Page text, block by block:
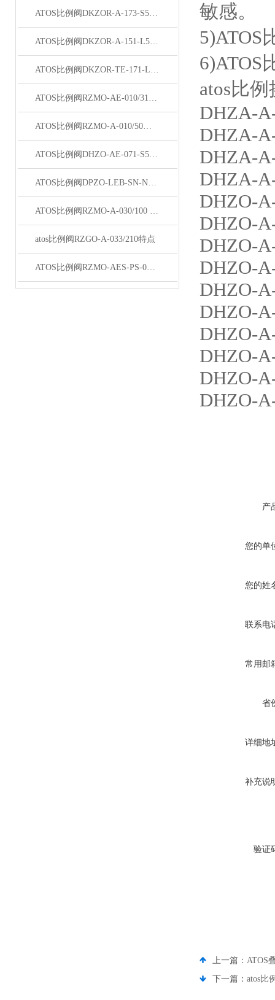
ATOS比例阀DKZOR-A-173-S5结构说明
ATOS比例阀DKZOR-A-151-L5/BY/16 40库存
ATOS比例阀DKZOR-TE-171-L5型号齐全
ATOS比例阀RZMO-AE-010/315 10主要说明
ATOS比例阀RZMO-A-010/50特点
ATOS比例阀DHZO-AE-071-S5/I现货
ATOS比例阀DPZO-LEB-SN-NP-271-L5/I现货
ATOS比例阀RZMO-A-030/100 20天津总经销
atos比例阀RZGO-A-033/210特点
ATOS比例阀RZMO-AES-PS-030/315参数
敏感。
5)ATOS
6)ATOS
atos比
DHZA-
DHZA-
DHZA-
DHZA-
DHZO-
DHZO-
DHZO-
DHZO-
DHZO-
DHZO-
DHZO-
DHZO-
DHZO-
DHZO-
产
您的单
您的姓
联系电
常用邮
省
详细地
补充说
验证
上一篇： ATOS
下一篇： atos比